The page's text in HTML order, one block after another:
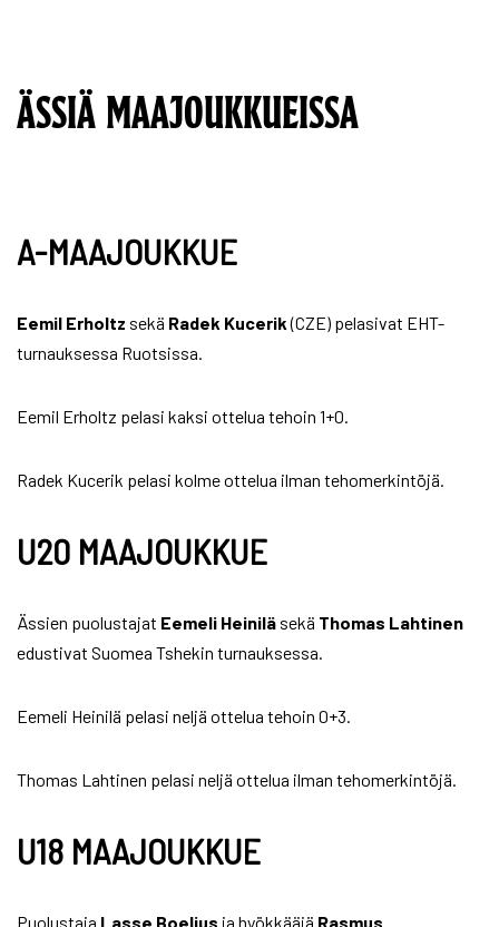
ÄSSIÄ MAAJOUKKUEISSA
A-MAAJOUKKUE
Eemil Erholtz sekä Radek Kucerik(CZE) pelasivat EHT-
turnauksessa Ruotsissa.
Eemil Erholtz pelasi kaksi ottelua tehoin 1+0.
Radek Kucerik pelasi kolme ottelua ilman tehomerkintöjä.
U20 MAAJOUKKUE
Ässien puolustajat Eemeli Heinilä sekä Thomas Lahtinen
edustivat Suomea Tshekin turnauksessa.
Eemeli Heinilä pelasi neljä ottelua tehoin 0+3.
Thomas Lahtinen pelasi neljä ottelua ilman tehomerkintöjä.
U18 MAAJOUKKUE
Puolustaja Lasse Boelius ja hyökkääjä Rasmus